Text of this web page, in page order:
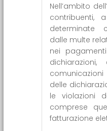
Nell’ambito
contribuenti,
determinate
dalle multe
nei
delle
le violazioni
comprese
fatturazione